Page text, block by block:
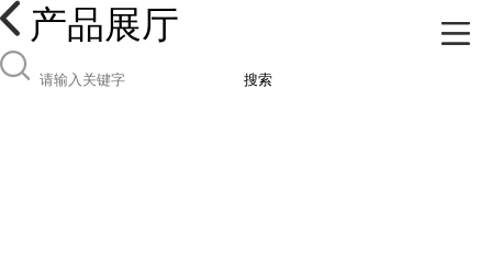
产品展厅
搜索